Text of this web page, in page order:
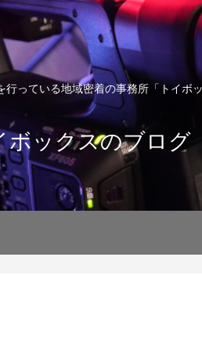
っている地域密着の事務所「トイボ
ボックスのブログ